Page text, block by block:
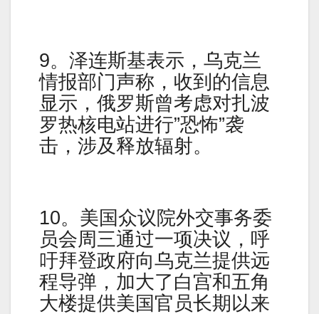
9。泽连斯基表示，乌克兰
情报部门声称，收到的信息
显示，俄罗斯曾考虑对扎波
罗热核电站进行”恐怖”袭
击，涉及释放辐射。
10。美国众议院外交事务委
员会周三通过一项决议，呼
吁拜登政府向乌克兰提供远
程导弹，加大了白宫和五角
大楼提供美国官员长期以来